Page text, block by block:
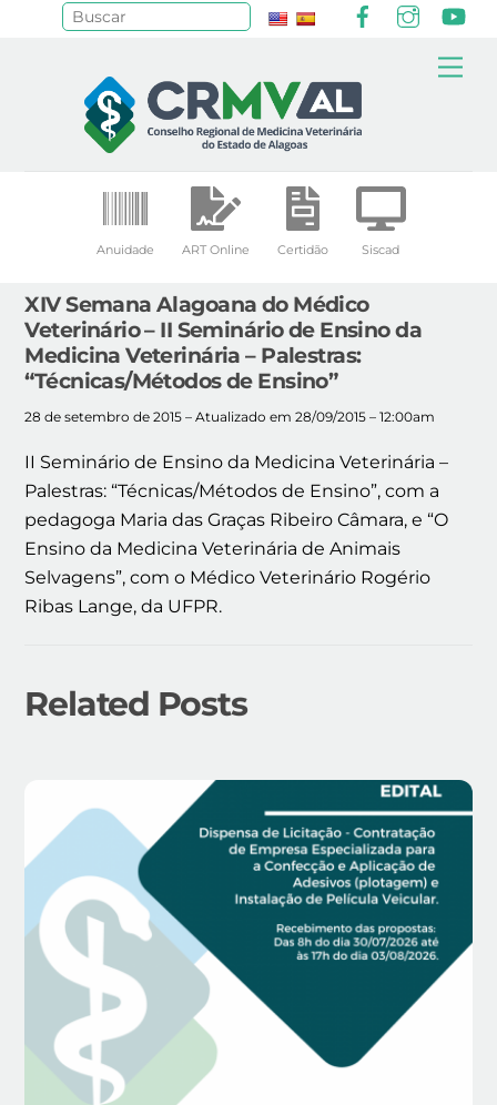
Anuidade ART Online Certidão Siscad
XIV Semana Alagoana do Médico
Veterinário – II Seminário de Ensino da
Medicina Veterinária – Palestras:
“Técnicas/Métodos de Ensino”
28 de setembro de 2015 – Atualizado em 28/09/2015 – 12:00am
II Seminário de Ensino da Medicina Veterinária –
Palestras: “Técnicas/Métodos de Ensino”, com a
pedagoga Maria das Graças Ribeiro Câmara, e “O
Ensino da Medicina Veterinária de Animais
Selvagens”, com o Médico Veterinário Rogério
Ribas Lange, da UFPR.
Related Posts